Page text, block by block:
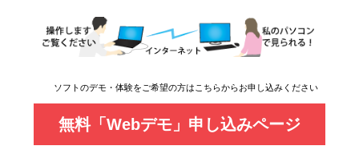
ソフトのデモ・体験をご希望の方はこちらからお申し込みください
無料「Webデモ」申し込みページ